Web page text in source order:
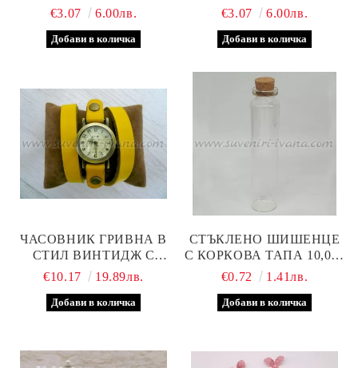
МОДЕЛ ДВЕ
€3.07 6.00лв.
ЧОВЕЧЕ ВЪРХУ
€3.07 6.00лв.
ЧАСОВНИК ГРИВНА В
СТИЛ ВИНТИДЖ С
КАИШКА ОТ
€10.17 19.89лв.
СТЪКЛЕНО ШИШЕНЦЕ
С КОРКОВА ТАПА 10,0 Х
2,0 СМ
€0.72 1.41лв.